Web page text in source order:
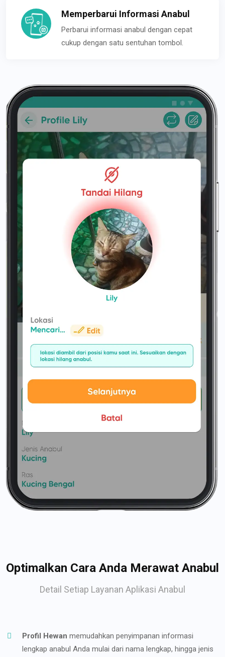
Memperbarui Informasi Anabul
Perbarui informasi anabul dengan cepat
cukup dengan satu sentuhan tombol.
Optimalkan Cara Anda Merawat Anabul
Detail Setiap Layanan Aplikasi Anabul
Profil Hewan memudahkan penyimpanan informasi
lengkap anabul Anda mulai dari nama lengkap, hingga jenis